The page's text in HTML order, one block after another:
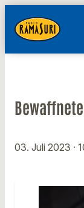
03. Juli 2023 ·